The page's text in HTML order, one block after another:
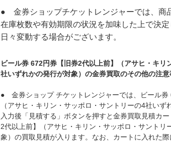
● 金券ショップチケットレンジャーでは、商
在庫枚数や有効期限の状況を加味した上で決
日々変動する場合がございます。
ビール券 672円券【旧券2代以上前】（アサヒ・キリ
社いずれかの発行が対象）の金券買取のその他の注意
● 金券ショップ チケットレンジャーでは、ビール券
（アサヒ・キリン・サッポロ・サントリーの4社いず
入力後「見積する」ボタンを押すと金券買取見積カ
2代以上前】（アサヒ・キリン・サッポロ・サントリ
象）の買取見積が入ります。なお、カートに入れた